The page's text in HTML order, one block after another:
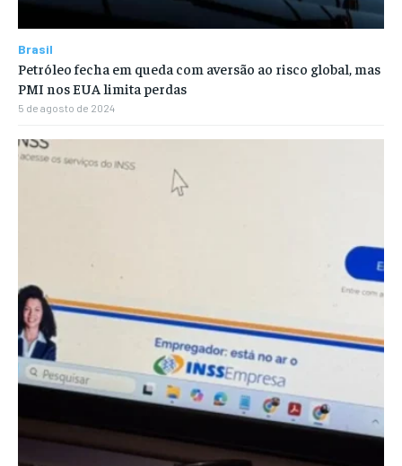
Brasil
Petróleo fecha em queda com aversão ao risco global, mas
PMI nos EUA limita perdas
5 de agosto de 2024